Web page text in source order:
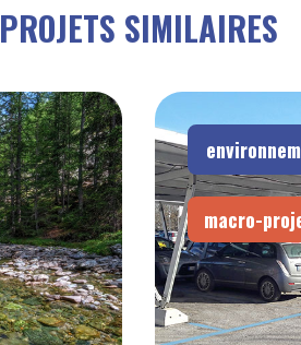
PROJETS SIMILAIRES
macro-